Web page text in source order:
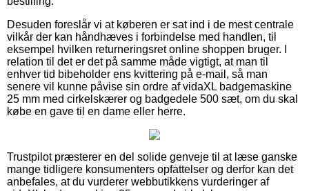
Desuden foreslår vi at køberen er sat ind i de mest centrale
vilkår der kan håndhæves i forbindelse med handlen, til
eksempel hvilken returneringsret online shoppen bruger. I
relation til det er det på samme måde vigtigt, at man til
enhver tid bibeholder ens kvittering på e-mail, så man
senere vil kunne påvise sin ordre af vidaXL badgemaskine
25 mm med cirkelskærer og badgedele 500 sæt, om du skal
købe en gave til en dame eller herre.
Trustpilot præsterer en del solide genveje til at læse ganske
mange tidligere konsumenters opfattelser og derfor kan det
anbefales, at du vurderer webbutikkens vurderinger af